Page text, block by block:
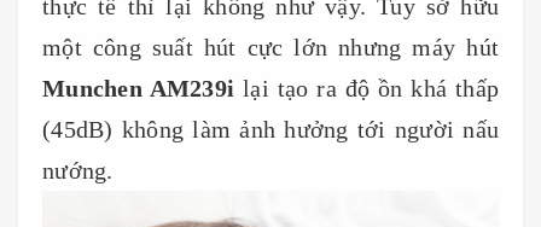
thực tế thì lại không như vậy. Tuy sở hữu
một công suất hút cực lớn nhưng máy hút
Munchen AM239i lại tạo ra độ ồn khá thấp
(45dB) không làm ảnh hưởng tới người nấu
nướng.